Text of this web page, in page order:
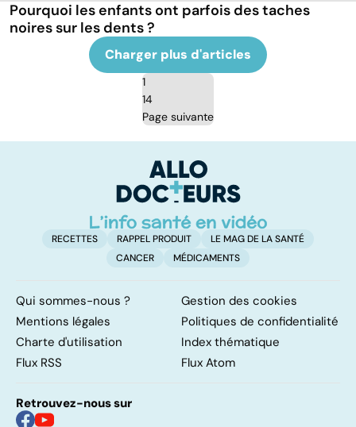
Pourquoi les enfants ont parfois des taches
noires sur les dents ?
Charger plus d'articles
1
14
Page suivante
RECETTES RAPPEL PRODUIT
LE MAG DE LA SANTÉ
CANCER
MÉDICAMENTS
Qui sommes-nous ?
Gestion des cookies
Mentions légales
Politiques de confidentialité
Charte d'utilisation
Index thématique
Flux RSS
Flux Atom
Retrouvez-nous sur